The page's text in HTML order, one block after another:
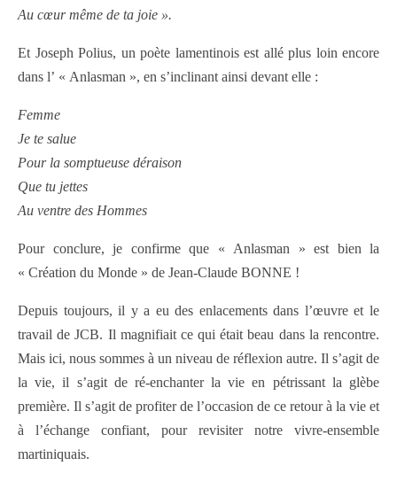
Au cœur même de ta joie ».
Et Joseph Polius, un poète lamentinois est allé plus loin encore
dans l’ « Anlasman », en s’inclinant ainsi devant elle :
Femme
Je te salue
Pour la somptueuse déraison
Que tu jettes
Au ventre des Hommes
Pour conclure, je confirme que « Anlasman » est bien la
« Création du Monde » de Jean-Claude BONNE !
Depuis toujours, il y a eu des enlacements dans l’œuvre et le
travail de JCB. Il magnifiait ce qui était beau dans la rencontre.
Mais ici, nous sommes à un niveau de réflexion autre. Il s’agit de
la vie, il s’agit de ré-enchanter la vie en pétrissant la glèbe
première. Il s’agit de profiter de l’occasion de ce retour à la vie et
à l’échange confiant, pour revisiter notre vivre-ensemble
martiniquais.
.